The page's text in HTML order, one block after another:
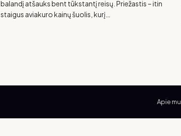
balandį atšauks bent tūkstantį reisų. Priežastis – itin
staigus aviakuro kainų šuolis, kurį…
Apie